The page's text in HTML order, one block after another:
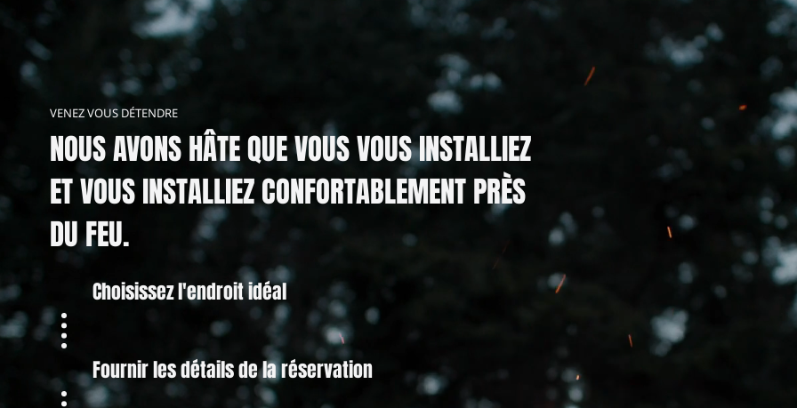
VENEZ VOUS DÉTENDRE
NOUS AVONS HÂTE QUE VOUS VOUS INSTALLIEZ
ET VOUS INSTALLIEZ CONFORTABLEMENT PRÈS
DU FEU.
Choisissez l'endroit idéal
Fournir les détails de la réservation